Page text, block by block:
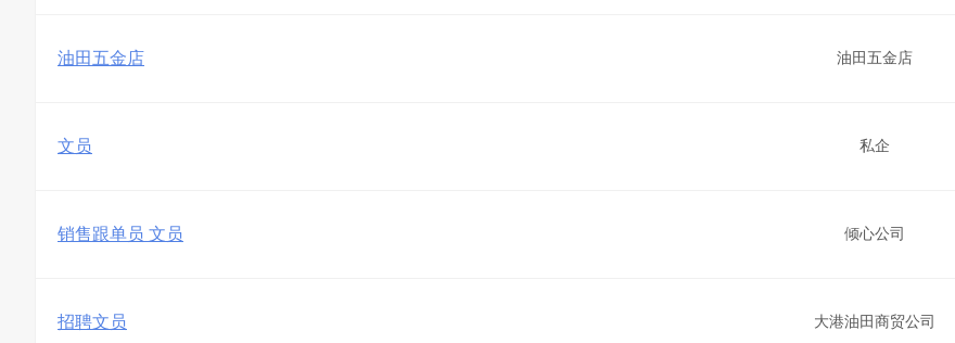
油田五金店 油田五金店
文员 私企
销售跟单员 文员 倾心公司
招聘文员 大港油田商贸公司